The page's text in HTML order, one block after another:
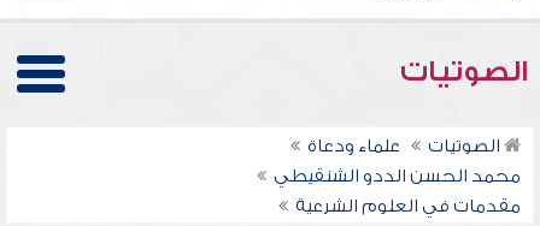
الصوتيات
الصوتيات
علماء ودعاة
محمد الحسن الددو الشنقيطي
مقدمات في العلوم الشرعية